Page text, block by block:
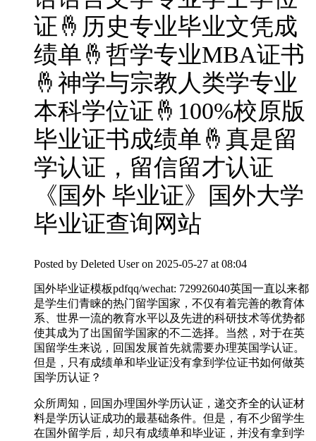
证🤞历史专业毕业文凭成
绩单🤞哲学专业MBA证书
🤞神学与宗教人类学专业
本科学位证🤞100%校原版
毕业证书成绩单🤞真是留
学认证，留信留才认证
《国外 毕业证》国外大学
毕业证查询网站
Posted by Deleted User on 2025-05-27 at 08:04
国外毕业证模板pdfqq/wechat: 729926040英国一直以来都
是学生们青睐的热门留学国家，不仅有着完善的教育体
系、世界一流的教育水平以及先进的科研技术等优势都
使其成为了出国留学国家的不二选择。当然，对于在英
国留学生来说，回国发展首先就需要办理英国学认证。
但是，只有成绩单和毕业证没有拿到学位证书如何做英
国学历认证？
众所周知，回国办理国外学历认证，递交齐全的认证材
料是学历认证成功的最基础条件。但是，有不少留学生
在国外留学后，却只有成绩单和毕业证，并没有拿到学